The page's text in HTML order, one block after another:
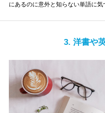
にあるのに意外と知らない単語に気
3. 洋書や